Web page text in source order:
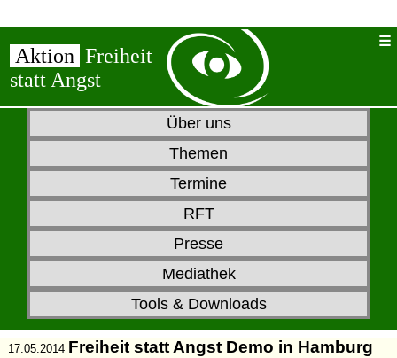
Aktion Freiheit
statt Angst
Über uns
Themen
Termine
RFT
Presse
Mediathek
Tools & Downloads
17.05.2014 Freiheit statt Angst Demo in Hamburg